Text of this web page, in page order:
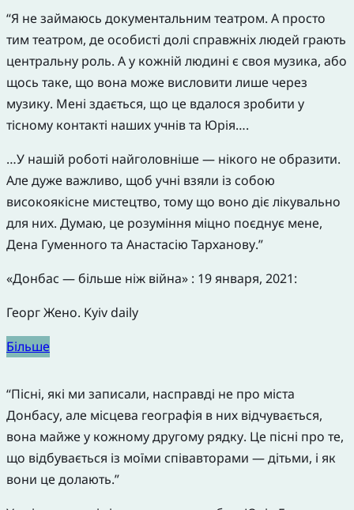
“Я не займаюсь документальним театром. А просто
тим театром, де особисті долі справжніх людей грають
центральну роль. А у кожній людині є своя музика, або
щось таке, що вона може висловити лише через
музику. Мені здається, що це вдалося зробити у
тісному контакті наших учнів та Юрія….
…У нашій роботі найголовніше — нікого не образити.
Але дуже важливо, щоб учні взяли із собою
високоякісне мистецтво, тому що воно діє лікувально
для них. Думаю, це розуміння міцно поєднує мене,
Дена Гуменного та Анастасію Тарханову.”
«Донбас — більше ніж війна» : 19 января, 2021:
Георг Жено. Kyiv daily
Більше
“Пісні, які ми записали, насправді не про міста
Донбасу, але місцева географія в них відчувається,
вона майже у кожному другому рядку. Це пісні про те,
що відбувається із моїми співавторами — дітьми, і як
вони це долають.”